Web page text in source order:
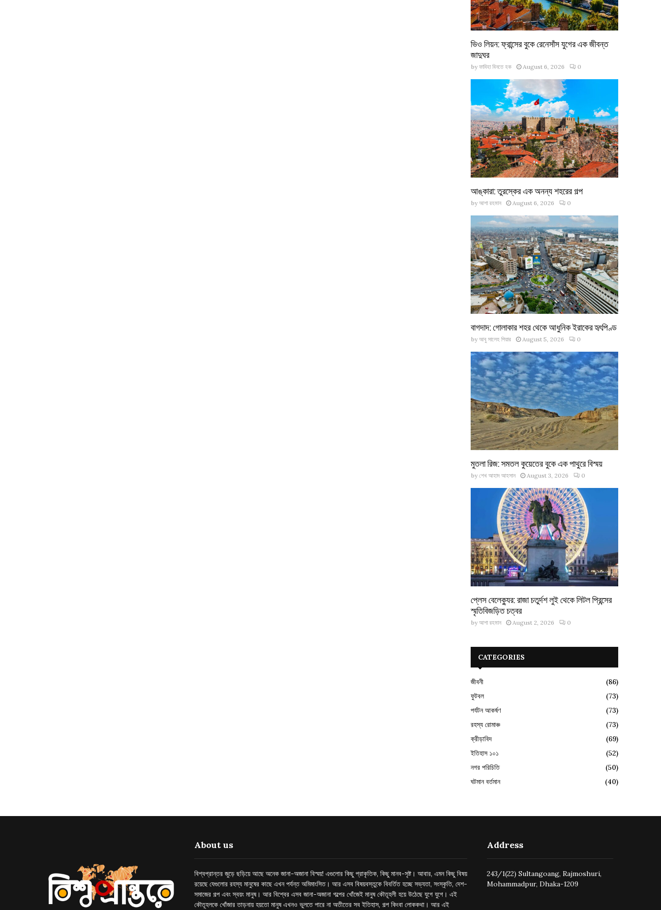
ভিও লিয়ন: ফ্রান্সের বুকে রেনেসাঁস যুগের এক জীবন্ত
জাদুঘর
by ফাবিহা বিনতে হক August 6, 2026 0
আঙ্কারা: তুরস্কের এক অনন্য শহরের গল্প
by আশা রহমান August 6, 2026 0
বাগদাদ: গোলাকার শহর থেকে আধুনিক ইরাকের হৃৎপিণ্ড
by আবু সালেহ পিয়ার August 5, 2026 0
মুতলা রিজ: সমতল কুয়েতের বুকে এক পাথুরে বিস্ময়
by শেখ আহাদ আহসান August 3, 2026 0
প্লেস বেলেক্যুর: রাজা চতুর্দশ লুই থেকে লিটল প্রিন্সের
স্মৃতিবিজড়িত চত্বর
by আশা রহমান August 2, 2026 0
CATEGORIES
জীবনী
(86)
ফুটবল
(73)
পর্যটন আকর্ষণ
(73)
রহস্য রোমাঞ্চ
(73)
ক্রীড়াবিদ
(69)
ইতিহাস ১০১
(52)
নগর পরিচিতি
(50)
ঘটমান বর্তমান
(40)
About us
বিশ্বপ্রান্তর জুড়ে ছড়িয়ে আছে অনেক জানা-অজানা বিস্ময়! এগুলোর কিছু প্রাকৃতিক, কিছু মানব-সৃষ্ট। আবার, এমন কিছু বিষয়
রয়েছে যেগুলোর রহস্য মানুষের কাছে এখন পর্যন্ত অমিমাংসিত। আর এসব বিষয়বস্তুকে বিবর্তিত হচ্ছে সভ্যতা, সংস্কৃতি, দেশ-
সমাজের গল্প এবং স্বয়ং মানুষ। আর বিশ্বের এসব জানা-অজানা গল্পের খোঁজেই মানুষ কৌতূহলী হয়ে উঠেছে যুগে যুগে। এই
কৌতূহলকে খোঁজার তাড়নায় হয়তো মানুষ এখনও ভুলতে পারে না অতীতের সব ইতিহাস, গল্প কিংবা লোককথা। আর এই
Address
243/1(22) Sultangoang, Rajmoshuri,
Mohammadpur, Dhaka-1209